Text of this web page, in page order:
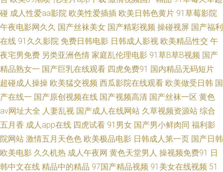
福利 AV123在线导航 精东自拍 人妻一卡二卡三卡 91大神视频在线播放网站
成人日韩理论在线 欧韩A片 影音先锋中文AV 91入口在线观看 韩国操b伦理片
日韩精品导航 亚洲瑟热 91官网 91主站色色 麻豆九十一看片 性欧美69导航
91色摸鱼 超碰www 老司机福利3区 在线观看片a不卡 91熊貓 国产一区色呦
呦呦 日韩无码精品AⅤ 91极品尤物蜜桃视频 大香蕉视频操啪 老湿福午夜 五
月天婷婷综合社区网 岛国三级网站在线观看 欧美国产欧美人成 51福利导航
九九精品免费观看入口 男人的资源站 91海角社区视频 91豆花自拍社区 天美
碰 成人性爱aa影院 欧美性爱插插 欧美日韩色黄片 91草莓影院
午夜电影网久久 国产丝袜美女 国产精彩视频 操碰视屏 国产福利
在线 91久久影院 免费日韩电影 日韩成人影视 欧美精品性交 午
夜宅男免费 另类亚洲色情 家庭乱伦理电影 91草B草B视频 国产
精品熟女一 国产巨乳在线观看 四虎免费91 国内精品无码短片
超碰成人操操 欧美猛交视频 西瓜影院在线观看 欧美做受日韩 国
产在线一 国产原创视频在线 国产视频高清 国产丝袜一区 黄色
av网址大全 人妻乱视 国产成人在线网站 久草视频资源站 综合
五月香 成人app在线 四虎试看 91男女 国产男小鲜肉同 福利影
院网站 激情五月天色色 欧美极品电影 日韩成人第一页 国产日韩
欧美电影 久久机热 成人午夜网 黄色天堂男人 操视频免费91 日
韩中文在线 精品中的精品 97国产精品视频 91美女在线视频 51